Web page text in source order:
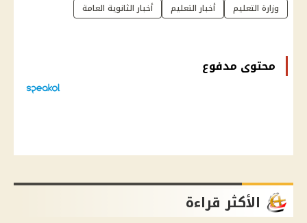
وزارة التعليم أخبار التعليم أخبار الثانوية العامة
محتوى مدفوع
الأكثر قراءة